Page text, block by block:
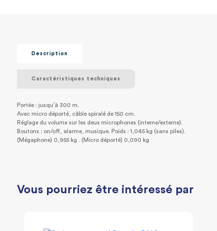
Description
Caractéristiques techniques
Portée : jusqu’à 300 m.
Avec micro déporté, câble spiralé de 150 cm.
Réglage du volume sur les deux microphones (interne/externe).
Boutons : on/off, alarme, musique. Poids : 1,045 kg (sans piles).
(Mégaphone) 0,955 kg . (Micro déporté) 0,090 kg
Vous pourriez être intéressé par